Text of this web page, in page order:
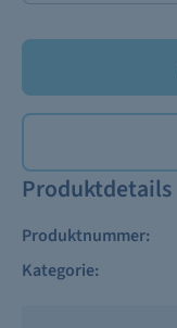
Produktdetails
Produktnummer:
Kategorie: